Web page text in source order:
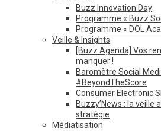
Buzz Innovation Day
Programme « Buzz
Programme « DOL
Veille & Insights
[Buzz Agenda] Vos
manquer !
Baromètre Social
#BeyondTheScore
Consumer Electronic
Buzzy’News : la veille
stratégie
Médiatisation